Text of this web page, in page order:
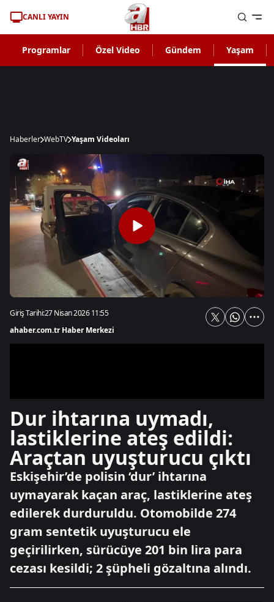
CANLI YAYIN
Programlar Özel Video Gündem Yaşam
Haberler WebTV Yaşam Videoları
Giriş Tarihi:27 Nisan 2026 11:55
ahaber.com.tr Haber Merkezi
Dur ihtarına uymadı,
lastiklerine ateş edildi:
Araçtan uyuşturucu çıktı
Eskişehir’de polisin ‘dur’ ihtarına
uymayarak kaçan araç, lastiklerine ateş
edilerek durduruldu. Otomobilde 274
gram sentetik uyuşturucu ele
geçirilirken, sürücüye 201 bin lira para
cezası kesildi; 2 şüpheli gözaltına alındı.